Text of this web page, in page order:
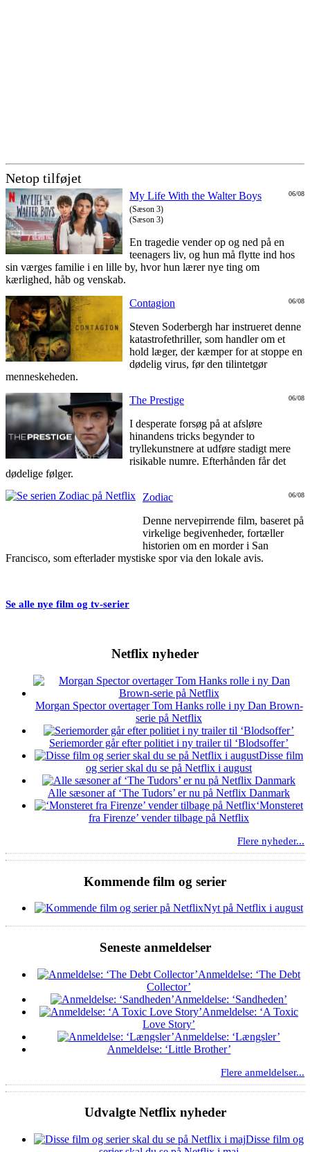
Netop tilføjet
06/08
My Life With the Walter Boys
(Sæson 3)
(Sæson 3)
En tragedie vender op og ned på en
teenagers liv, og hun må flytte ind hos
sin værges familie i en lille by, hvor hun lærer nye ting om
kærlighed, håb og venskab.
06/08
Contagion
Steven Soderbergh har instrueret denne
katastrofethriller, som handler om et
hold læger, der kæmper for at stoppe en
dødelig virus, før den tilintetgør
menneskeheden.
06/08
The Prestige
I desperate forsøg på at afsløre
hinandens tricks begynder to
tryllekunstnere at udføre stadigt mere
risikable numre. Efterhånden får det
dødelige følger.
06/08
Zodiac
Denne nervepirrende film, baseret på
virkelige begivenheder, fortæller
historien om en morder i San
Francisco, som efterlader mystiske spor via den lokale avis.
Se alle nye film og tv-serier
Netflix nyheder
Morgan Spector overtager Tom Hanks rolle i ny Dan Brown-
serie på Netflix
Seriemorder går efter politiet i ny trailer til ‘Blodsoffer’
Disse film
og serier skal du se på Netflix i august
Alle sæsoner af ‘The Tudors’ er nu på Netflix Danmark
‘Monsteret
fra Firenze’ vender tilbage på Netflix
Flere nyheder...
Kommende film og serier
Nyt på Netflix i august
Seneste anmeldelser
Anmeldelse: ‘The Debt
Collector’
Anmeldelse: ‘Sandheden’
Anmeldelse: ‘A Toxic
Love Story’
Anmeldelse: ‘Længsler’
Anmeldelse: ‘Little Brother’
Flere anmeldelser...
Udvalgte Netflix nyheder
Disse film og